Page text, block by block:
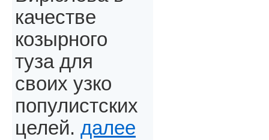
качестве
козырного
туза для
своих узко
популистских
целей. далее